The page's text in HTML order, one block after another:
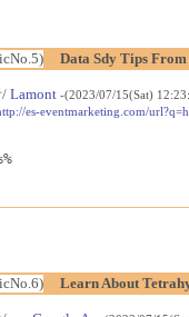
Data Sdy Tips
/Lamont -(2023/07/15(Sat)
es-eventmarketing.com/
Learn About